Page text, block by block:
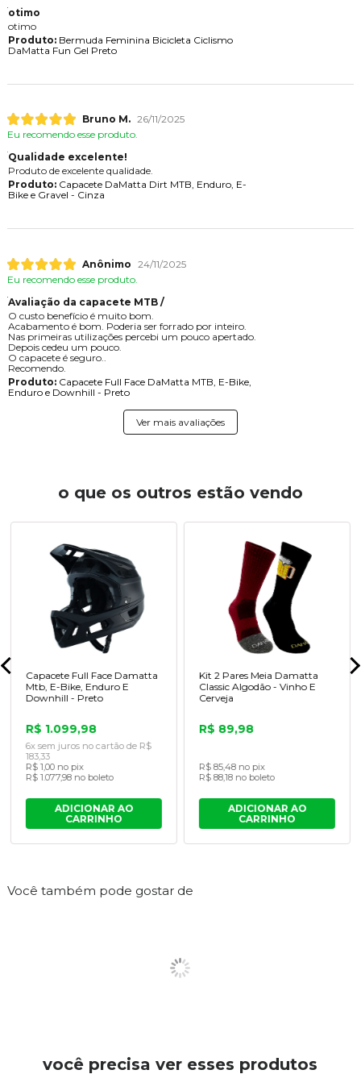
otimo
otimo
Produto:Bermuda Feminina Bicicleta Ciclismo
DaMatta Fun Gel Preto
Bruno M. 26/11/2025
Eu recomendo esse produto.
Qualidade excelente!
Produto de excelente qualidade.
Produto:Capacete DaMatta Dirt MTB, Enduro, E-
Bike e Gravel - Cinza
Anônimo 24/11/2025
Eu recomendo esse produto.
Avaliação da capacete MTB /
O custo benefício é muito bom.
Acabamento é bom. Poderia ser forrado por inteiro.
Nas primeiras utilizações percebi um pouco apertado.
Depois cedeu um pouco.
O capacete é seguro..
Recomendo.
Produto:Capacete Full Face DaMatta MTB, E-Bike,
Enduro e Downhill - Preto
Ver mais avaliações
o que os outros estão vendo
Capacete Full Face Damatta
Mtb, E-Bike, Enduro E
Downhill - Preto
R$ 1.099,98
6x sem juros no cartão de R$
183,33
R$ 1,00 no pix
R$ 1.077,98 no boleto
ADICIONAR AO
CARRINHO
Kit 2 Pares Meia Damatta
Classic Algodão - Vinho E
Cerveja
R$ 89,98
R$ 85,48 no pix
R$ 88,18 no boleto
ADICIONAR AO
CARRINHO
Você também pode gostar de
você precisa ver esses produtos